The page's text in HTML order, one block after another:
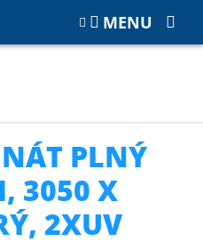
PLNÝ
3050 X
2XUV
MENU